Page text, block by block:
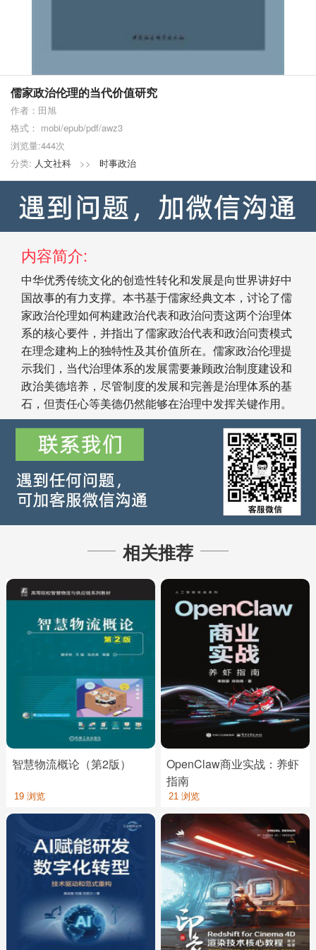
儒家政治伦理的当代价值研究
作者：田旭
格式： mobi/epub/pdf/awz3
浏览量:444次
分类: 人文社科 >> 时事政治
内容简介:
中华优秀传统文化的创造性转化和发展是向世界讲好中
国故事的有力支撑。本书基于儒家经典文本，讨论了儒
家政治伦理如何构建政治代表和政治问责这两个治理体
系的核心要件，并指出了儒家政治代表和政治问责模式
在理念建构上的独特性及其价值所在。儒家政治伦理提
示我们，当代治理体系的发展需要兼顾政治制度建设和
政治美德培养，尽管制度的发展和完善是治理体系的基
石，但责任心等美德仍然能够在治理中发挥关键作用。
相关推荐
智慧物流概论（第2版）
19 浏览
OpenClaw商业实战：养虾
指南
21 浏览